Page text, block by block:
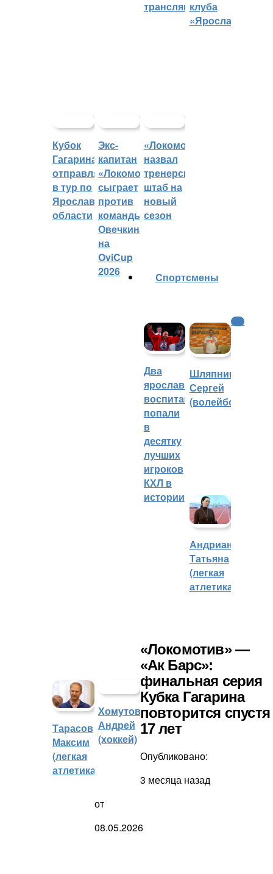
трансляцийклуба
«Ярославич»
Кубок
Гагарина
отправляется
в тур по
Ярославской
области
Экс-
капитан
«Локомотива»
сыграет
против
команды
Овечкина
на
OviCup
2026
«Локомотив»
назвал
тренерский
штаб на
новый
сезон
Cпортсмены
Два
ярославских
воспитанника
попали
в
десятку
лучших
игроков
КХЛ в
истории
Шляпников
Сергей
(волейбол)
Андрианова
Татьяна
(легкая
атлетика)
Тарасов
Максим
(легкая
атлетика)
Хомутов
Андрей
(хоккей)
КХЛ
«Локомотив» —
«Ак Барс»:
финальная серия
Кубка Гагарина
повторится спустя
17 лет
Опубликовано:
3 месяца назад
от
08.05.2026